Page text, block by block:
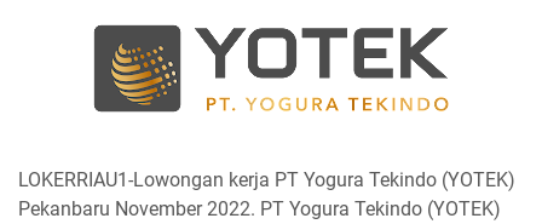
LOKERRIAU1-Lowongan kerja PT Yogura Tekindo (YOTEK)
Pekanbaru November 2022. PT Yogura Tekindo (YOTEK)